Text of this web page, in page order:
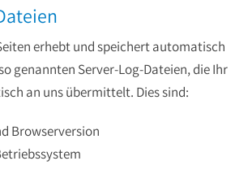
erhebt und speichert automatisch
genannten Server-Log-Dateien, die Ihr
an uns übermittelt. Dies sind:
Browserversion